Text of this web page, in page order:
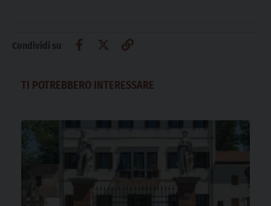
Condividi su
TI POTREBBERO INTERESSARE